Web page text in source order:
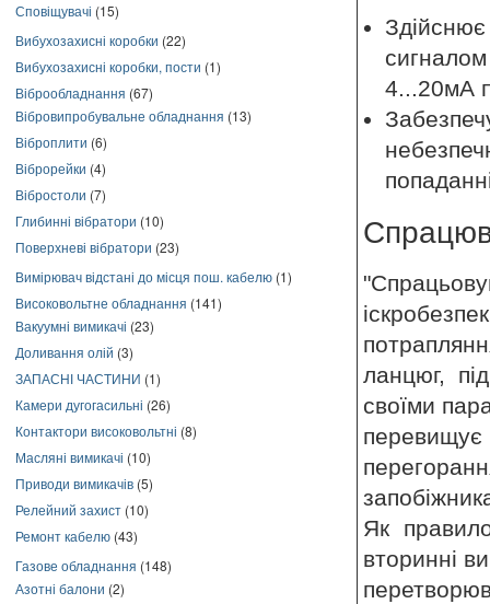
Сповіщувачі (15)
Вибухозахисні коробки (22)
Вибухозахисні коробки, пости (1)
Віброобладнання (67)
Вібровипробувальне обладнання (13)
Віброплити (6)
Віброрейки (4)
Вібростоли (7)
Глибинні вібратори (10)
Поверхневі вібратори (23)
Вимірювач відстані до місця пош. кабелю (1)
Високовольтне обладнання (141)
Вакуумні вимикачі (23)
Доливання олій (3)
ЗАПАСНІ ЧАСТИНИ (1)
Камери дугогасильні (26)
Контактори високовольтні (8)
Масляні вимикачі (10)
Приводи вимикачів (5)
Релейний захист (10)
Ремонт кабелю (43)
Газове обладнання (148)
Азотні балони (2)
Здійснює
сигналом
4...20мА
ланцюг,
своїми
Як
вторинні